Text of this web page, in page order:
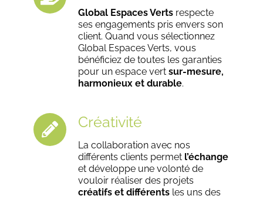
Espace Clients
Global Espaces Verts respecte
ses engagements pris envers son
client. Quand vous sélectionnez
Global Espaces Verts, vous
bénéficiez de toutes les garanties
pour un espace vert sur-mesure,
harmonieux et durable.
Créativité
La collaboration avec nos
différents clients permet l’échange
et développe une volonté de
vouloir réaliser des projets
créatifs et différents les uns des